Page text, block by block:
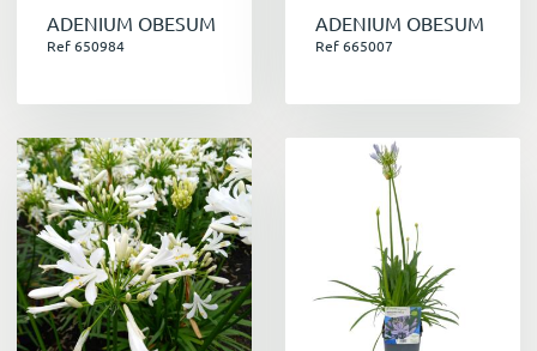
ADENIUM OBESUM
Ref 650984
ADENIUM OBESUM
Ref 665007